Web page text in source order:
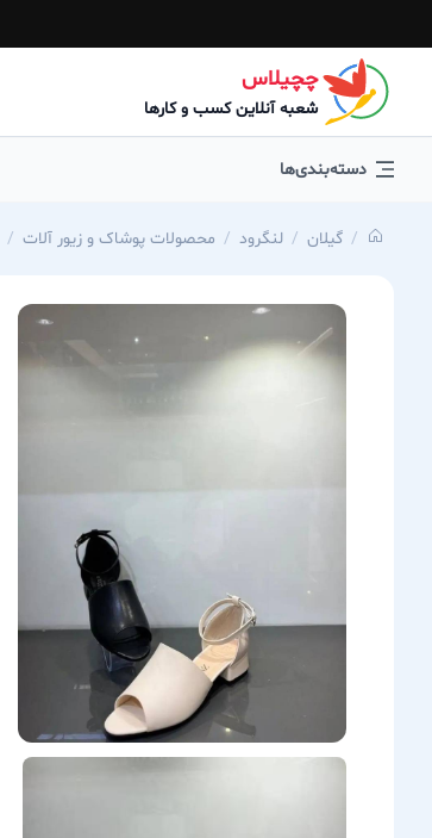
چچیلاس
شعبه آنلاین کسب و کارها
دسته‌بندی‌ها
گیلان لنگرود محصولات پوشاک و زیور آلات